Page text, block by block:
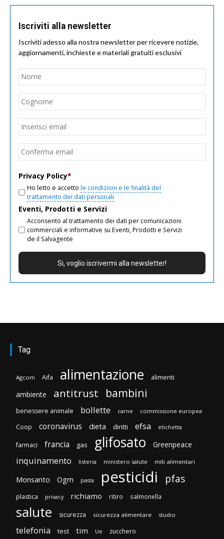
Iscriviti alla newsletter
Iscriviti adesso alla nostra newsletter per ricevere notizie,
aggiornamenti, inchieste e materiali gratuiti esclusivi
Nome
Email
Privacy Policy*
Ho letto e accetto le condizioni e le finalità del
trattamento dei dati personali
Eventi, Prodotti e Servizi
Acconsento al trattamento dei dati per comunicazioni
commerciali e informative su Eventi, Prodotti e Servizi
de il Salvagente
Tag
Agcom Aifa alimentazione alimenti
ambiente antitrust bambini
benessere animale bollette carne commissione europea
Coop coronavirus dieta diritti efsa etichetta
farmaci francia gas glifosato Greenpeace
inquinamento listeria ministero salute miti alimentari
Monsanto Ogm pasta pesticidi pfas
plastica privacy richiamo ritiro salmonella
salute sicurezza sicurezza alimentare studio
telefonia test tim Ue zucchero